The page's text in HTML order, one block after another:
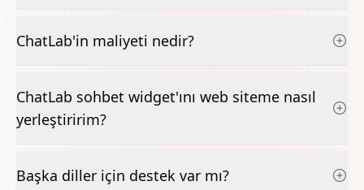
ChatLab'in maliyeti nedir?
ChatLab sohbet widget'ını web siteme nasıl
yerleştiririm?
Başka diller için destek var mı?